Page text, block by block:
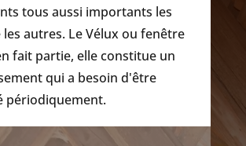
tous aussi importants les
les autres. Le Vélux ou fenêtre
fait partie, elle constitue un
qui a besoin d'être
périodiquement.